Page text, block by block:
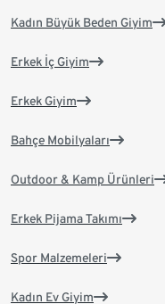
Kadın Büyük Beden Giyim
Erkek İç Giyim
Erkek Giyim
Bahçe Mobilyaları
Outdoor & Kamp Ürünleri
Erkek Pijama Takımı
Spor Malzemeleri
Kadın Ev Giyim